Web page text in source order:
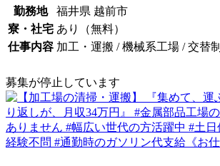
勤務地
福井県 越前市
寮・社宅 あり（無料）
仕事内容 加工・運搬 / 機械系工場 / 交替制
募集が停止しています